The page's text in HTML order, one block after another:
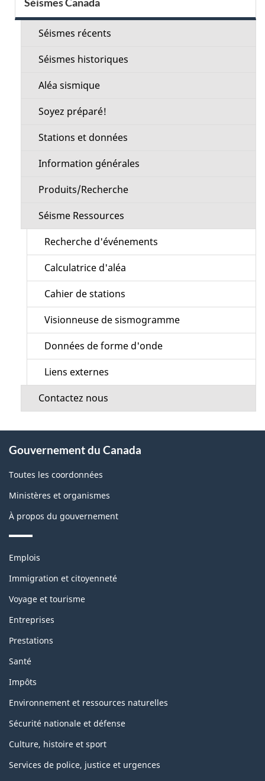
de
Séismes Canada
Séismes récents
Séismes historiques
Aléa sismique
Soyez préparé!
Stations et données
Information générales
Produits/Recherche
Séisme Ressources
Recherche d'événements
Calculatrice d'aléa
Cahier de stations
Visionneuse de sismogramme
Données de forme d'onde
Liens externes
Contactez nous
propos
de
ce
Gouvernement du Canada
Toutes les coordonnées
Ministères et organismes
À propos du gouvernement
Thèmes
sujets
Emplois
Immigration et citoyenneté
Voyage et tourisme
Entreprises
Prestations
Santé
Impôts
Environnement et ressources naturelles
Sécurité nationale et défense
Culture, histoire et sport
Services de police, justice et urgences